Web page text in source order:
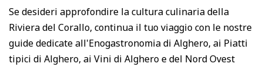
Se desideri approfondire la cultura culinaria della
Riviera del Corallo, continua il tuo viaggio con le nostre
guide dedicate all'Enogastronomia di Alghero, ai Piatti
tipici di Alghero, ai Vini di Alghero e del Nord Ovest